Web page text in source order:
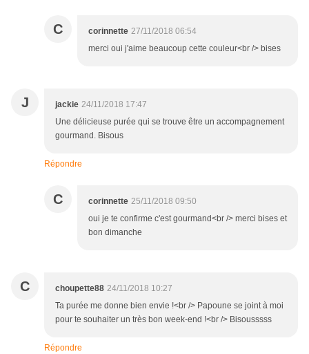
C corinnette 27/11/2018 06:54
merci oui j'aime beaucoup cette couleur<br /> bises
J jackie 24/11/2018 17:47
Une délicieuse purée qui se trouve être un accompagnement
gourmand. Bisous
Répondre
C corinnette 25/11/2018 09:50
oui je te confirme c'est gourmand<br /> merci bises et
bon dimanche
C choupette88 24/11/2018 10:27
Ta purée me donne bien envie !<br /> Papoune se joint à moi
pour te souhaiter un très bon week-end !<br /> Bisousssss
Répondre